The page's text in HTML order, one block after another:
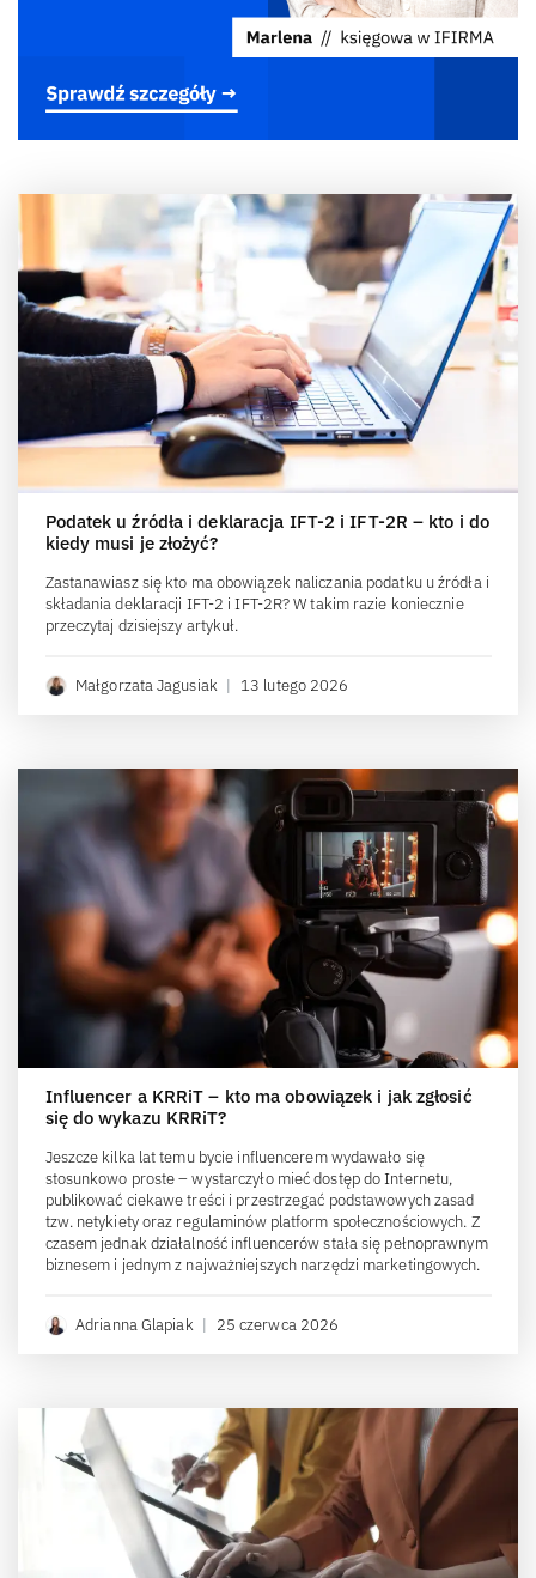
Podatek u źródła i deklaracja IFT-2 i IFT-2R – kto i do
kiedy musi je złożyć?
Zastanawiasz się kto ma obowiązek naliczania podatku u źródła i
składania deklaracji IFT-2 i IFT-2R? W takim razie koniecznie
przeczytaj dzisiejszy artykuł.
Małgorzata Jagusiak | 13 lutego 2026
Influencer a KRRiT – kto ma obowiązek i jak zgłosić
się do wykazu KRRiT?
Jeszcze kilka lat temu bycie influencerem wydawało się
stosunkowo proste – wystarczyło mieć dostęp do Internetu,
publikować ciekawe treści i przestrzegać podstawowych zasad
tzw. netykiety oraz regulaminów platform społecznościowych. Z
czasem jednak działalność influencerów stała się pełnoprawnym
biznesem i jednym z najważniejszych narzędzi marketingowych.
Adrianna Glapiak | 25 czerwca 2026